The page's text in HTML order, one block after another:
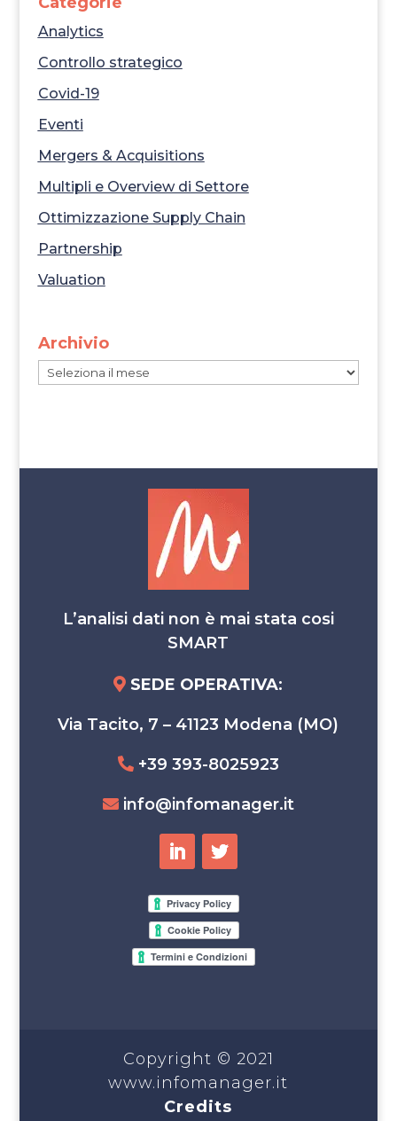
Analytics
Controllo strategico
Covid-19
Eventi
Mergers & Acquisitions
Multipli e Overview di Settore
Ottimizzazione Supply Chain
Partnership
Valuation
Archivio
Archivio
L’analisi dati non è mai stata cosi
SMART
SEDE OPERATIVA:
Via Tacito, 7 – 41123 Modena (MO)
+39 393-8025923
info@infomanager.it
Copyright © 2021
www.infomanager.it
Credits